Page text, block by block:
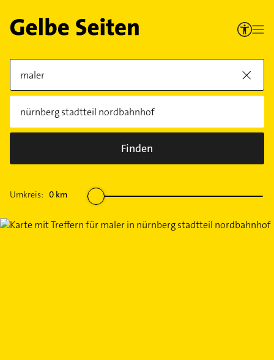
Finden
Umkreis: 0 km